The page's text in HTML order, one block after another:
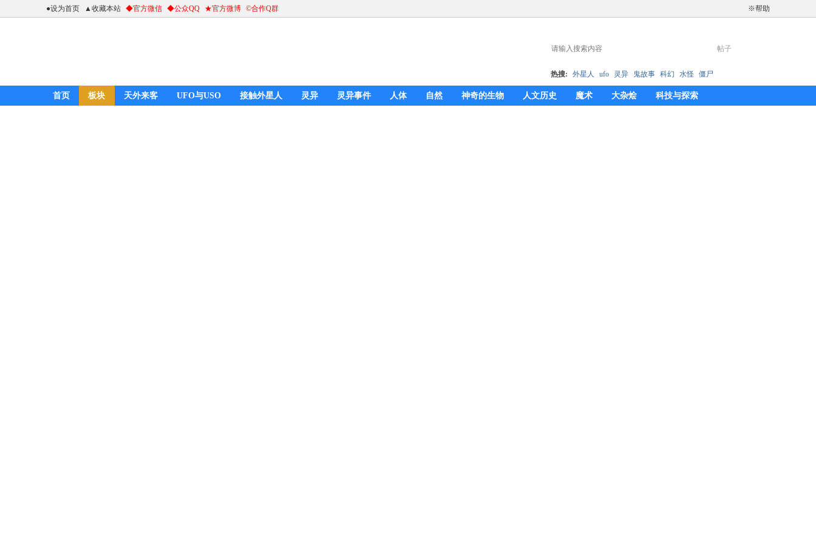
●设为首页 ▲收藏本站 ◆官方微信 ◆公众QQ ★官方微博 ©合作Q群 ※帮助
帖子
热搜: 外星人 ufo 灵异 鬼故事 科幻 水怪 僵尸
首页 板块 天外来客 UFO与USO 接触外星人 灵异 灵异事件 人体 自然 神奇的生物 人文历史 魔术 大杂烩 科技与探索